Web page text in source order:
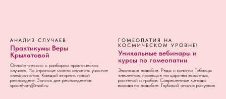
АНАЛИЗ СЛУЧАЕВ
Практикумы Веры
Крылатовой
Онлайн-сессии с разбором практических
случаев. На странице можно оплатить участие
специалистов. Каждый вторник новый
респондент. Запись для респондентов:
spacehom@mail.ru
ГОМЕОПАТИЯ НА
КОСМИЧЕСКОМ УРОВНЕ!
Уникальные вебинары и
курсы по гомеопатии
Эволюция подобия. Ряды и колонки Таблицы
элементов, проекция на царства животных,
растений и грибов. Современные методы
выхода на подобие. Глубокий анализ рисунков